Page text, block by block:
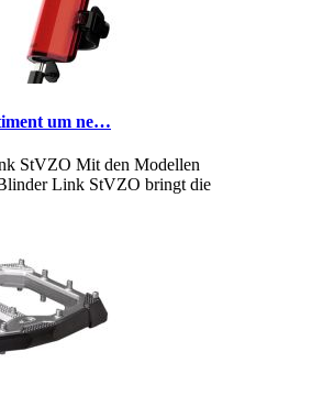
um ne…
StVZO Mit den Modellen
Link StVZO bringt die
…
(früher Lenzerheide
des Bike Kingdom und